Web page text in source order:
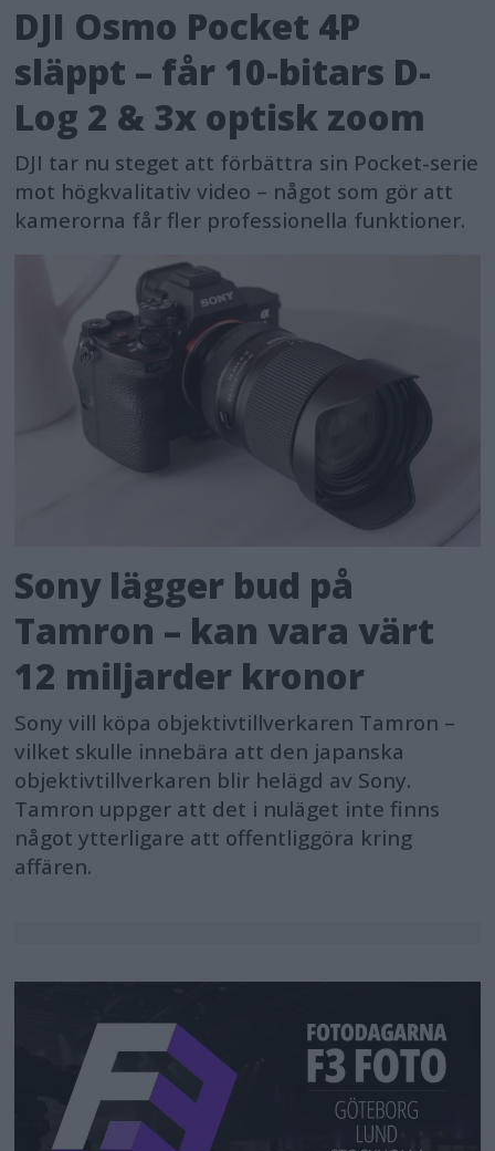
DJI Osmo Pocket 4P
släppt – får 10-bitars D-
Log 2 & 3x optisk zoom
DJI tar nu steget att förbättra sin Pocket-serie
mot högkvalitativ video – något som gör att
kamerorna får fler professionella funktioner.
Sony lägger bud på
Tamron – kan vara värt
12 miljarder kronor
Sony vill köpa objektivtillverkaren Tamron –
vilket skulle innebära att den japanska
objektivtillverkaren blir helägd av Sony.
Tamron uppger att det i nuläget inte finns
något ytterligare att offentliggöra kring
affären.